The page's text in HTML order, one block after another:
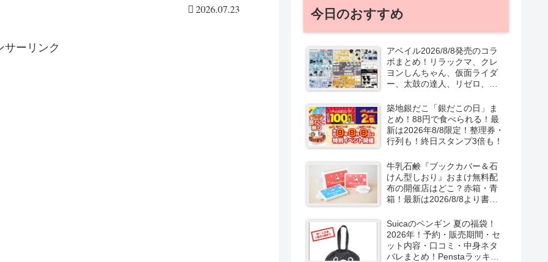
わふわぬいぐるみやさんで！
2026.07.23
サーリンク
今日のおすすめ
アベイル2026/8/8発売のコラ
ボまとめ！リラックマ、クレ
ヨンしんちゃん、仮面ライダ
ー、太鼓の達人、リゼロ、テ
口コミ、入荷数、行列、売り
切れ、整理券は？
築地銀だこ「銀だこの日」ま
とめ！88円で食べられる！最
新は2026年8/8限定！整理券・
行列も！終日スタンプ3倍も！
牛乳石鹸『ブックカバー＆石
けん型しおり』おまけ無料配
布の開催店はどこ？赤箱・青
箱！最新は2026/8/8より書店
Suicaのペンギン 夏の福袋！
2026年！予約・販売期間・セ
ット内容・口コミ・中身ネタ
バレまとめ！Penstaラッキー